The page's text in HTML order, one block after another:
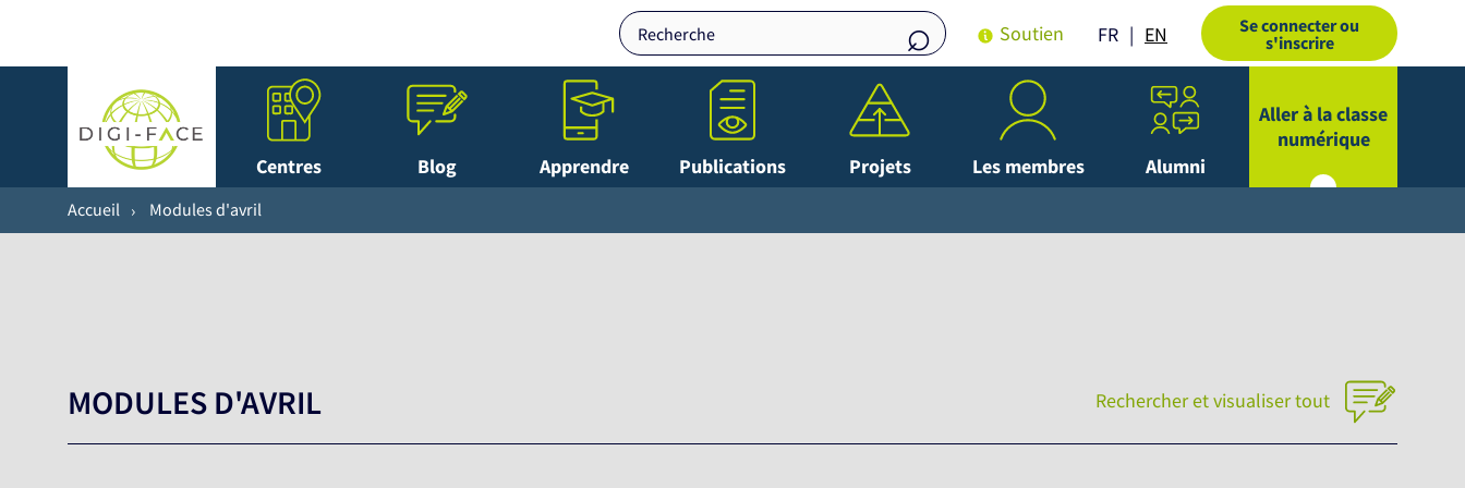
Soutien FR EN
Se connecter ou
s'inscrire
Centres Blog Apprendre Publications Projets Les membres Alumni
Aller à la classe
numérique
Accueil Modules d'avril
MODULES D'AVRIL Rechercher et visualiser tout